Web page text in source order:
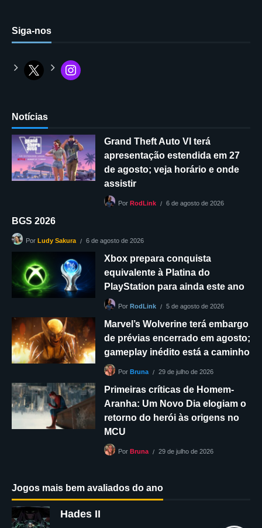
Siga-nos
Notícias
Grand Theft Auto VI terá
apresentação estendida em 27
de agosto; veja horário e onde
assistir
Por RodLink 6 de agosto de 2026
BGS 2026
Por Ludy Sakura 6 de agosto de 2026
Xbox prepara conquista
equivalente à Platina do
PlayStation para ainda este ano
Por RodLink 5 de agosto de 2026
Marvel’s Wolverine terá embargo
de prévias encerrado em agosto;
gameplay inédito está a caminho
Por Bruna 29 de julho de 2026
Primeiras críticas de Homem-
Aranha: Um Novo Dia elogiam o
retorno do herói às origens no
MCU
Por Bruna 29 de julho de 2026
Jogos mais bem avaliados do ano
Hades II